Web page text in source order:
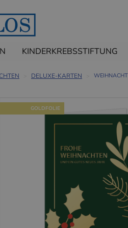
KINDERKREBSSTIFTUNG
DELUXE-KARTEN
GOLDFOLIE